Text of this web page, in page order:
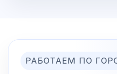
РАБОТАЕМ ПО